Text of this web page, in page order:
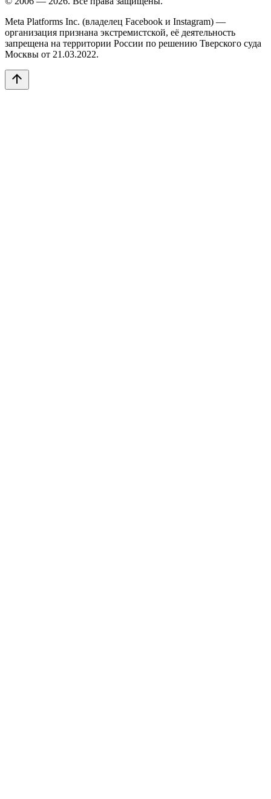
Meta Platforms Inc. (владелец Facebook и Instagram) —
организация признана экстремистской, её деятельность
запрещена на территории России по решению Тверского суда
Москвы от 21.03.2022.
arrow_upward